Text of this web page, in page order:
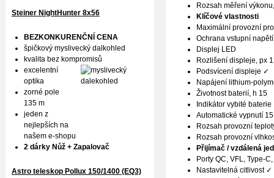
Rozsah měření
Klíčové vlastnosti
Maximální provozní
Ochrana vstupní
Displej LED
Rozlišení displeje, px
Podsvícení displeje ✓
Napájení lithium-
Životnost baterií, h 15
Indikátor vybité
Automatické vypnutí
Rozsah provozní
Rozsah provozní
Přijímač / vzdálená
Porty QC, VFL, Type-
Nastavitelná citlivost ✓
Steiner NightHunter 8x56
BEZKONKURENČNÍ CENA
špičkový myslivecký dalkohled
kvalita bez kompromisů
excelentní
optika
zorné pole
135 m
jeden z
nejlepších na
našem e-shopu
2 dárky Nůž + Zapalovač
Astro teleskop Pollux 150/1400 (EQ3)